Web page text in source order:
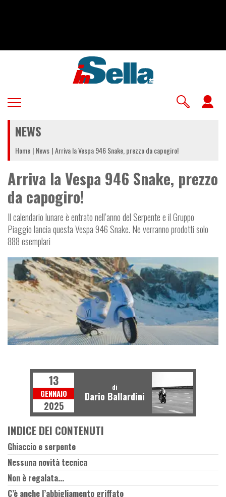
NEWS
Home News Arriva la Vespa 946 Snake, prezzo da capogiro!
Arriva la Vespa 946 Snake, prezzo
da capogiro!
Il calendario lunare è entrato nell’anno del Serpente e il Gruppo
Piaggio lancia questa Vespa 946 Snake. Ne verranno prodotti solo
888 esemplari
13
GENNAIO
2025
di
Dario Ballardini
INDICE DEI CONTENUTI
Ghiaccio e serpente
Nessuna novità tecnica
Non è regalata...
C’è anche l’abbigliamento griffato